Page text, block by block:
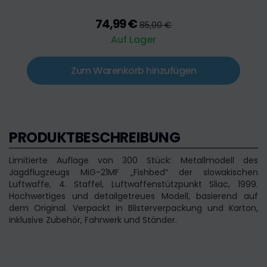
74,99 € 85,00 €
Auf Lager
Zum Warenkorb hinzufügen
PRODUKTBESCHREIBUNG
Limitierte Auflage von 300 Stück: Metallmodell des
Jagdflugzeugs MiG-21MF „Fishbed“ der slowakischen
Luftwaffe, 4. Staffel, Luftwaffenstützpunkt Sliac, 1999.
Hochwertiges und detailgetreues Modell, basierend auf
dem Original. Verpackt in Blisterverpackung und Karton,
inklusive Zubehör, Fahrwerk und Ständer.